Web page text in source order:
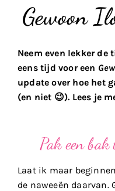
Gewoon
Neem even lekker
eens tijd voor een
update over hoe het
(en niet 😉). Lees je
Pak een bak
Laat ik maar
de naweeën